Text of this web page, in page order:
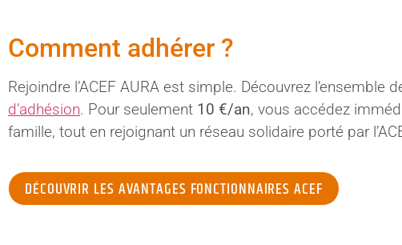
Comment adhérer ?
Rejoindre l’ACEF AURA est simple. Découvrez l’ensemble
d’adhésion. Pour seulement 10 €/an, vous accédez
famille, tout en rejoignant un réseau solidaire porté par
DÉCOUVRIR LES AVANTAGES FONCTIONNAIRES ACEF